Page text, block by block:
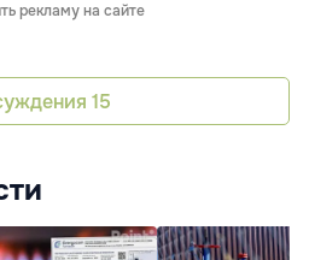
рекламу на сайте
15